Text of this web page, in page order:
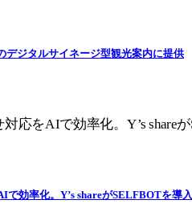
デジタルサイネージ型観光案内に提供
効率化。Y’s shareがSELFBOTを導入